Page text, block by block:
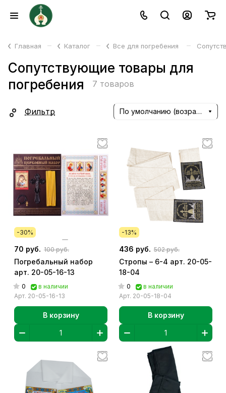
Главная – Каталог – Все для погребения –
Сопутствующие товары для
погребения
7 товаров
Фильтр По умолчанию (возрастание)
-30%
70 руб. 100 руб.
Погребальный набор
арт. 20-05-16-13
0
в наличии
Арт. 20-05-16-13
В корзину
-13%
436 руб. 502 руб.
Стропы – 6-4 арт. 20-05-
18-04
0
в наличии
Арт. 20-05-18-04
В корзину